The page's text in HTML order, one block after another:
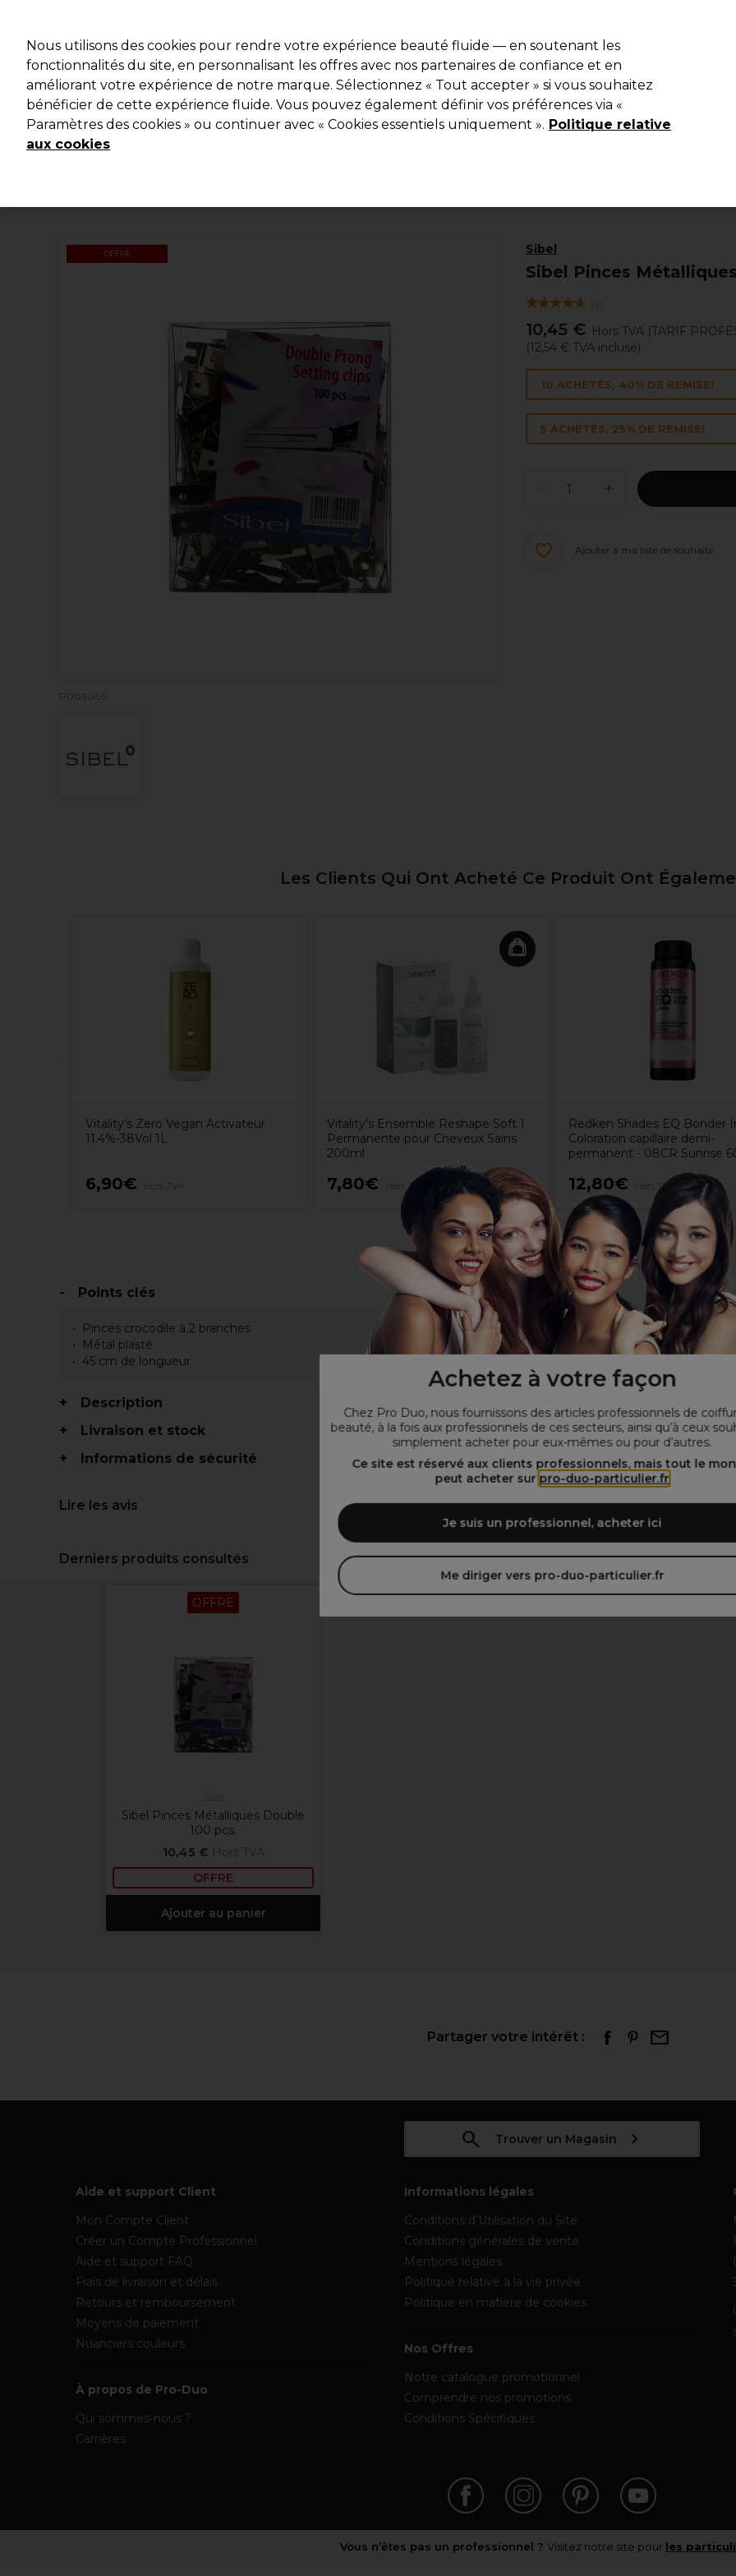
Achetez à votre façon
Chez Pro Duo, nous fournissons des articles professionnels de
beauté, à la fois aux professionnels de ces secteurs, ainsi qu’à ceux
simplement acheter pour eux-mêmes ou pour d’autres.
Ce site est réservé aux clients professionnels, mais tout le
peut acheter sur pro-duo-particulier.fr
Je suis un professionnel, acheter ici
Me diriger vers pro-duo-particulier.fr
Rechercher
Marques Bons plans Coiffure Electro et Matériel Equipement de salon Beauté Hommes Les
Livraison et délais
Sibel
Sibel Pinces
(3)
10,45 € Hors TVA (TARIF
(12,54 € TVA incluse)
OFFRE
P003005
10 ACHETÉS, 40% DE REMISE!
5 ACHETÉS, 25% DE REMISE!
Ajouter à ma liste de souhaits
Les Clients Qui Ont Acheté Ce Produit Ont
Vitality's Zero Vegan Activateur
11.4%-38Vol 1L
6,90€
Vitality's Ensemble Reshape Soft 1
Permanente pour Cheveux Sains
200ml
7,80€ Hors TVA
Redken Shades EQ Bonder
Coloration capillaire demi-
permanent - 08CR Sunrise
12,80€ Hors TVA
Points clés
Pinces crocodile à 2 branches
Métal plasté
45 cm de longueur
Description
Livraison et stock
Informations de sécurité
Lire les avis
Derniers produits consultés
OFFRE
Sibel Pinces Métalliques Double
100 pcs.
10,45 € Hors TVA
OFFRE
Ajouter au panier
Partager votre intérêt :
Trouver un Magasin
Aide et support Client
Mon Compte Client
Créer un Compte Professionnel
Aide et support FAQ
Frais de livraison et délais
Retours et remboursement
Moyens de paiement
Nuanciers couleurs
À propos de Pro-Duo
Qui sommes-nous ?
Carrières
Informations légales
Conditions d’Utilisation du Site
Conditions générales de vente
Mentions légales
Politique relative à la vie privée
Politique en matière de cookies
Nos Offres
Notre catalogue promotionnel
Comprendre nos promotions
Conditions Spécifiques
Vous n’êtes pas un professionnel ? Visitez notre site pour les
Nous utilisons des cookies pour rendre votre expérience beauté fluide — en soutenant les
fonctionnalités du site, en personnalisant les offres avec nos partenaires de confiance et en
améliorant votre expérience de notre marque. Sélectionnez « Tout accepter » si vous souhaitez
bénéficier de cette expérience fluide. Vous pouvez également définir vos préférences via «
Paramètres des cookies » ou continuer avec « Cookies essentiels uniquement ». Politique relative
aux cookies